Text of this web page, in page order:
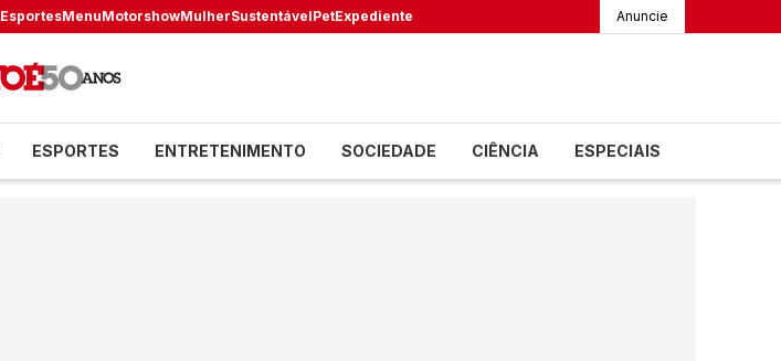
EsportesMenuMotorshowMulherSustentávelPetExpediente Anuncie
ESPORTES ENTRETENIMENTO SOCIEDADE CIÊNCIA ESPECIAIS